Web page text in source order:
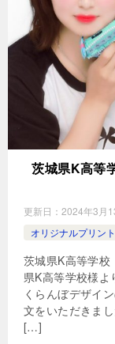
茨城県K高等
更新日： 2024年3月
オリジナルプリン
茨城県K高等学
県K高等学校様
くらんぼデザイ
文をいただきま
[…]